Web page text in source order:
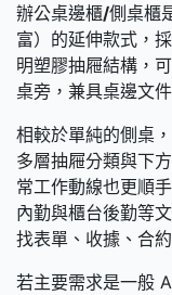
辦公桌邊櫃/側桌櫃
富）的延伸款式，
明塑膠抽屜結構，
桌旁，兼具桌邊文
相較於單純的側桌
多層抽屜分類與下
常工作動線也更順
內勤與櫃台後勤等
找表單、收據、合
若主要需求是一般